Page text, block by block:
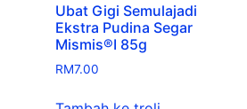
Ubat Gigi Semulajadi
Ekstra Pudina Segar
Mismis®I 85g
RM7.00